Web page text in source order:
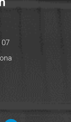
07